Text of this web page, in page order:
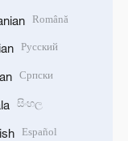
Română
Русский
Српски
සිංහල
Español